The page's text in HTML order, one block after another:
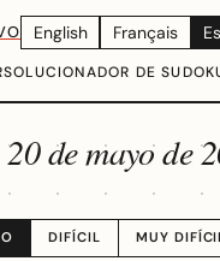
English Français
SOLUCIONADOR DE
de mayo de
DIFÍCIL MUY